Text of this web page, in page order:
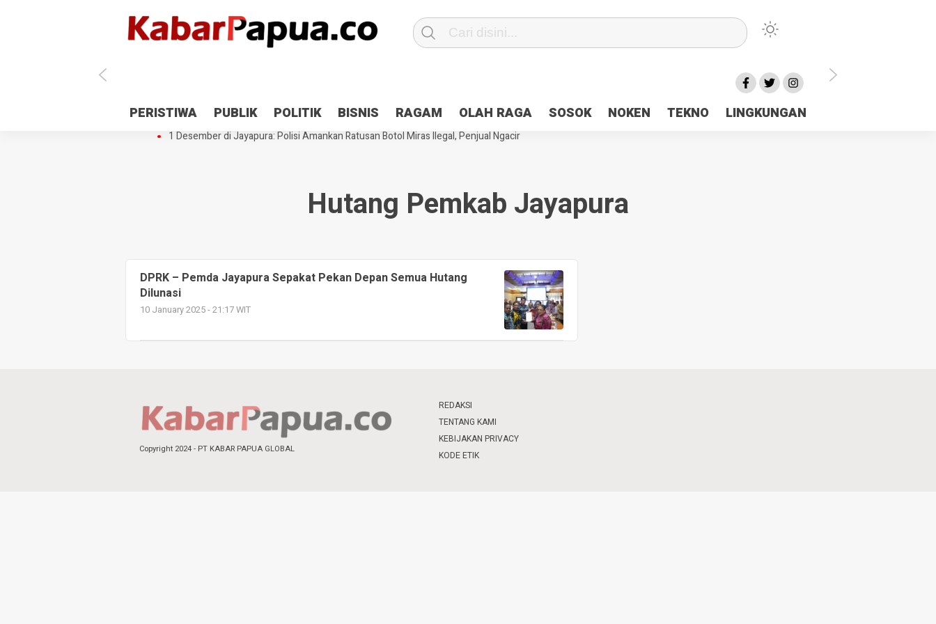
PERISTIWA PUBLIK POLITIK BISNIS RAGAM OLAH RAGA SOSOK NOKEN TEKNO LINGKUNGAN
Antisipasi 1 Desember, TNI Polri Patroli 2×24 jam di Kota Jayapura
Pesan Sejuk Polri di Deklarasi Pemilu Ceria Tanah Papua
Gedung Perpustakaan SMPN 5 Sentani Terbakar
Hibah Pilkada Jayapura Cair 10 Persen, Deposit Kas Daerah Rp23 Miliar Disorot
1 Desember di Jayapura: Polisi Amankan Ratusan Botol Miras Ilegal, Penjual Ngacir
Hutang Pemkab Jayapura
DPRK – Pemda Jayapura Sepakat Pekan Depan Semua Hutang
Dilunasi
10 January 2025 - 21:17 WIT
Copyright 2024 - PT KABAR PAPUA GLOBAL
REDAKSI
TENTANG KAMI
KEBIJAKAN PRIVACY
KODE ETIK